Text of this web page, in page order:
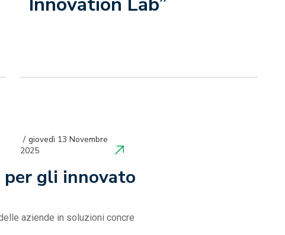
gli innovato
giovedì 13 Novembre
2025
aziende in soluzioni concre